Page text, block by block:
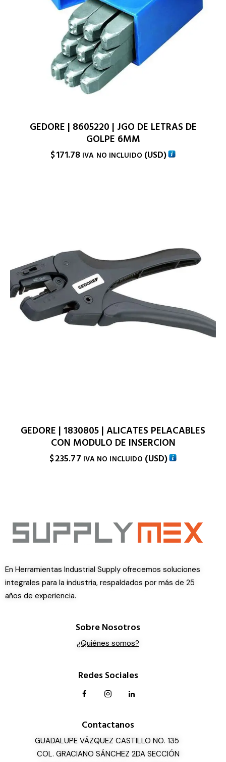
GEDORE | 8605220 | JGO DE LETRAS DE
GOLPE 6MM
$171.78 IVA NO INCLUIDO (USD)
GEDORE | 1830805 | ALICATES PELACABLES
CON MODULO DE INSERCION
$235.77 IVA NO INCLUIDO (USD)
En Herramientas Industrial Supply ofrecemos soluciones
integrales para la industria, respaldados por más de 25
años de experiencia.
Sobre Nosotros
¿Quiénes somos?
Redes Sociales
Contactanos
GUADALUPE VÁZQUEZ CASTILLO NO. 135
COL. GRACIANO SÁNCHEZ 2DA SECCIÓN